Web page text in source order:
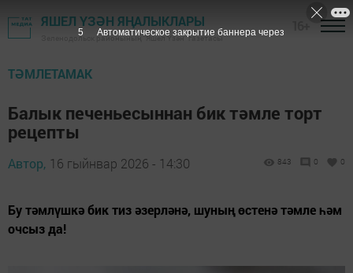
ЯШЕЛ ҮЗӘН ЯҢАЛЫКЛАРЫ
Зеленодольск районының "Яшел Үзән" газетасы
ТӘМЛЕТАМАК
Балык печеньесыннан бик тәмле торт
рецепты
Автор, 16 гыйнвар 2026 - 14:30 843 0 0
Бу тәмлүшкә бик тиз әзерләнә, шуның өстенә тәмле һәм
очсыз да!
3 Автоматическое закрытие баннера через